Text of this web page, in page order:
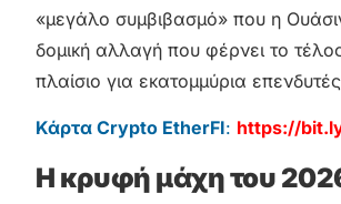
«μεγάλο συμβιβασμό» που η
δομική αλλαγή που φέρνει το
πλαίσιο για εκατομμύρια
Κάρτα Crypto EtherFI: https://
Η κρυφή μάχη του